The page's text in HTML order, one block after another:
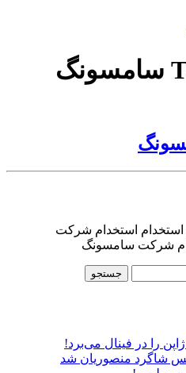
Tag Archives for سامسونگ
استخدام شرکت
شرکت سامسونگ
را در فینال می‌برد!
شاگرد منصوریان شد